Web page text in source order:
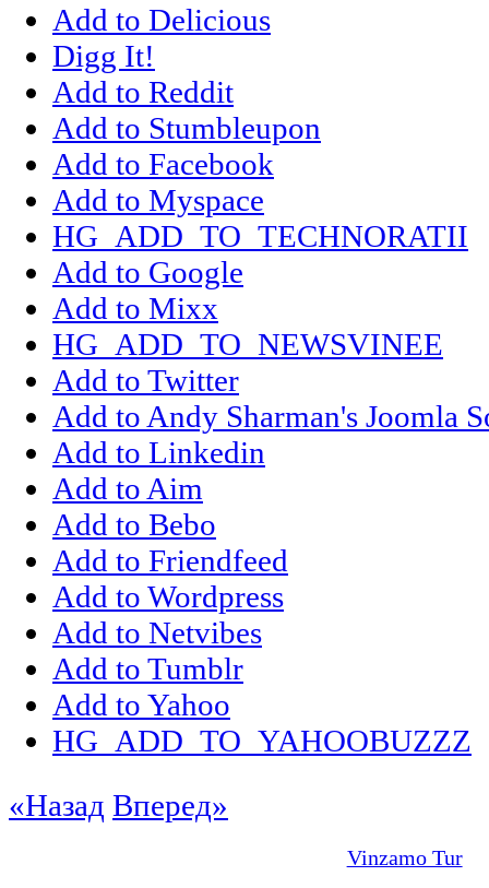
Add to Delicious
Digg It!
Add to Reddit
Add to Stumbleupon
Add to Facebook
Add to Myspace
HG_ADD_TO_TECHNORATII
Add to Google
Add to Mixx
HG_ADD_TO_NEWSVINEE
Add to Twitter
Add to Andy Sharman's Joomla
Add to Linkedin
Add to Aim
Add to Bebo
Add to Friendfeed
Add to Wordpress
Add to Netvibes
Add to Tumblr
Add to Yahoo
HG_ADD_TO_YAHOOBUZZZ
«Назад Вперед»
Vinzamo Tur